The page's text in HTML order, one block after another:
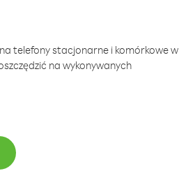
telefony stacjonarne i komórkowe w
na wykonywanych